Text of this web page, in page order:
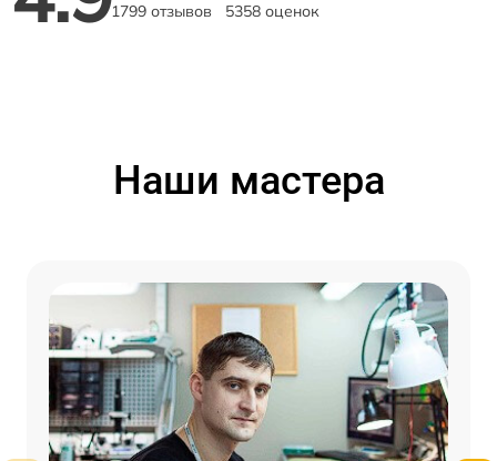
1799 отзывов 5358 оценок
Наши мастера